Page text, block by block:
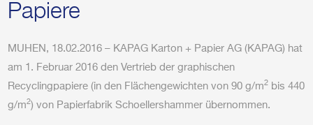
Papiere
MUHEN, 18.02.2016 – KAPAG Karton + Papier AG (KAPAG) hat
am 1. Februar 2016 den Vertrieb der graphischen
Recyclingpapiere (in den Flächengewichten von 90 g/m2 bis 440
g/m2) von Papierfabrik Schoellershammer übernommen.